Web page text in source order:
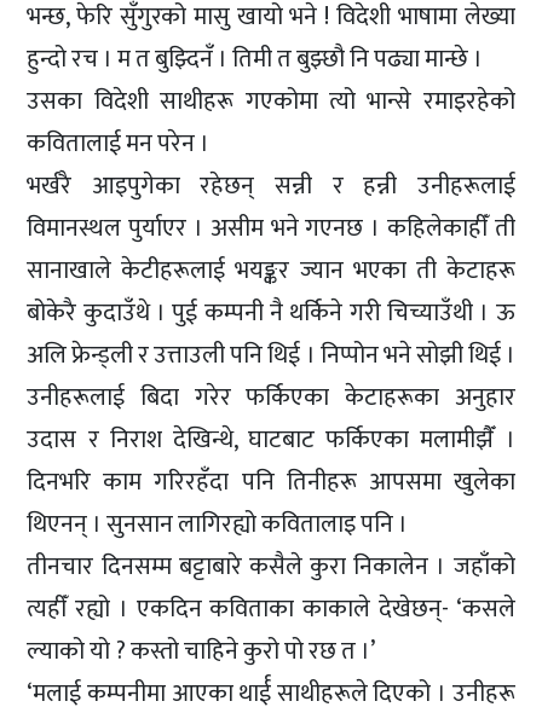
भन्छ, फेरि सुँगुरको मासु खायो भने ! विदेशी भाषामा लेख्या
हुन्दो रच । म त बुझ्दिनँ । तिमी त बुझ्छौ नि पढ्या मान्छे ।
उसका विदेशी साथीहरू गएकोमा त्यो भान्से रमाइरहेको
कवितालाई मन परेन ।
भर्खरै आइपुगेका रहेछन् सन्नी र हन्नी उनीहरूलाई
विमानस्थल पुर्याएर । असीम भने गएनछ । कहिलेकाहीँ ती
सानाखाले केटीहरूलाई भयङ्कर ज्यान भएका ती केटाहरू
बोकेरै कुदाउँथे । पुई कम्पनी नै थर्किने गरी चिच्याउँथी । ऊ
अलि फ्रेन्ड्ली र उत्ताउली पनि थिई । निप्पोन भने सोझी थिई ।
उनीहरूलाई बिदा गरेर फर्किएका केटाहरूका अनुहार
उदास र निराश देखिन्थे, घाटबाट फर्किएका मलामीझैँ ।
दिनभरि काम गरिरहँदा पनि तिनीहरू आपसमा खुलेका
थिएनन् । सुनसान लागिरह्यो कवितालाइ पनि ।
तीनचार दिनसम्म बट्टाबारे कसैले कुरा निकालेन । जहाँको
त्यहीँ रह्यो । एकदिन कविताका काकाले देखेछन्- ‘कसले
ल्याको यो ? कस्तो चाहिने कुरो पो रछ त ।’
‘मलाई कम्पनीमा आएका थार्ई साथीहरूले दिएको । उनीहरू